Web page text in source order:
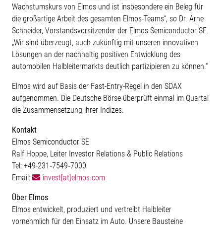
Wachstumskurs von Elmos und ist insbesondere ein Beleg für
die großartige Arbeit des gesamten Elmos-Teams“, so Dr. Arne
Schneider, Vorstandsvorsitzender der Elmos Semiconductor SE.
„Wir sind überzeugt, auch zukünftig mit unseren innovativen
Lösungen an der nachhaltig positiven Entwicklung des
automobilen Halbleitermarkts deutlich partizipieren zu können.“
Elmos wird auf Basis der Fast-Entry-Regel in den SDAX
aufgenommen. Die Deutsche Börse überprüft einmal im Quartal
die Zusammensetzung ihrer Indizes.
Kontakt
Elmos Semiconductor SE
Ralf Hoppe, Leiter Investor Relations & Public Relations
Tel: +49-231‐7549‐7000
Email:
invest[at]elmos.com
Über Elmos
Elmos entwickelt, produziert und vertreibt Halbleiter
vornehmlich für den Einsatz im Auto. Unsere Bausteine